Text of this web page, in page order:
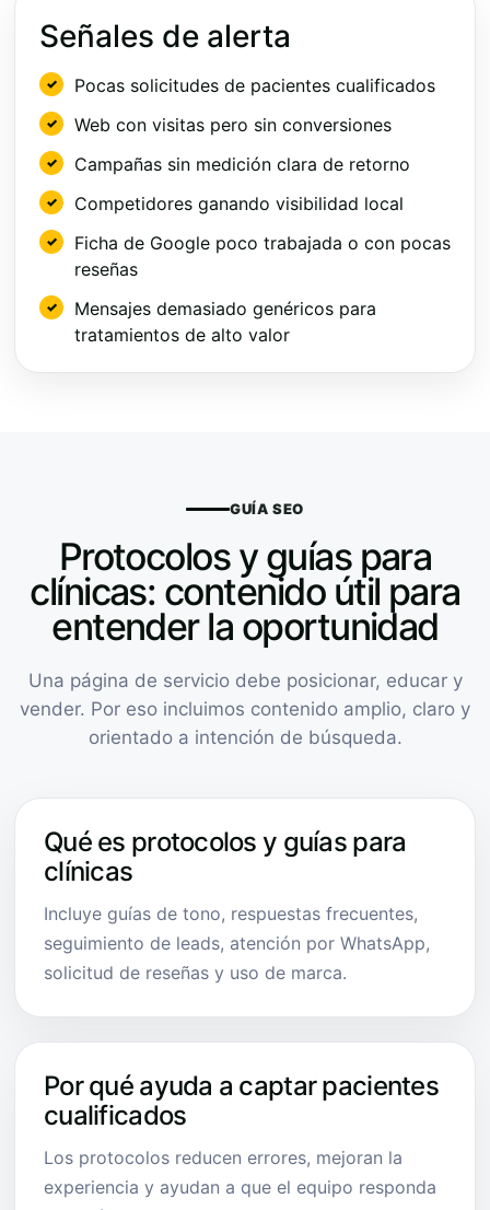
Señales de alerta
Pocas solicitudes de pacientes cualificados
Web con visitas pero sin conversiones
Campañas sin medición clara de retorno
Competidores ganando visibilidad local
Ficha de Google poco trabajada o con pocas
reseñas
Mensajes demasiado genéricos para
tratamientos de alto valor
GUÍA SEO
Protocolos y guías para
clínicas: contenido útil para
entender la oportunidad
Una página de servicio debe posicionar, educar y
vender. Por eso incluimos contenido amplio, claro y
orientado a intención de búsqueda.
Qué es protocolos y guías para
clínicas
Incluye guías de tono, respuestas frecuentes,
seguimiento de leads, atención por WhatsApp,
solicitud de reseñas y uso de marca.
Por qué ayuda a captar pacientes
cualificados
Los protocolos reducen errores, mejoran la
experiencia y ayudan a que el equipo responda